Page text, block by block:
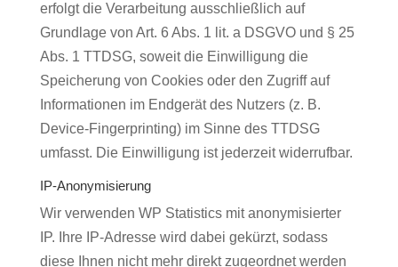
erfolgt die Verarbeitung ausschließlich auf
Grundlage von Art. 6 Abs. 1 lit. a DSGVO und § 25
Abs. 1 TTDSG, soweit die Einwilligung die
Speicherung von Cookies oder den Zugriff auf
Informationen im Endgerät des Nutzers (z. B.
Device-Fingerprinting) im Sinne des TTDSG
umfasst. Die Einwilligung ist jederzeit widerrufbar.
IP-Anonymisierung
Wir verwenden WP Statistics mit anonymisierter
IP. Ihre IP-Adresse wird dabei gekürzt, sodass
diese Ihnen nicht mehr direkt zugeordnet werden